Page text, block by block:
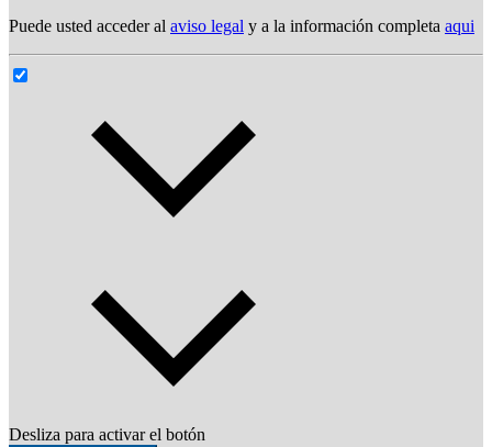
Puede usted acceder al aviso legal y a la información completa aqui
Desliza para activar el botón